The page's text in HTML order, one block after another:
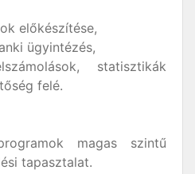
előkészítése,
ügyintézés,
statisztikák
felé.
magas szintű
tapasztalat.